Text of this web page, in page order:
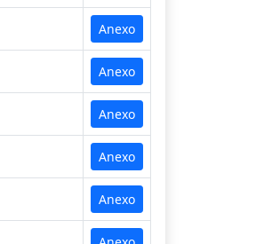
Anexo
Anexo
Anexo
Anexo
Anexo